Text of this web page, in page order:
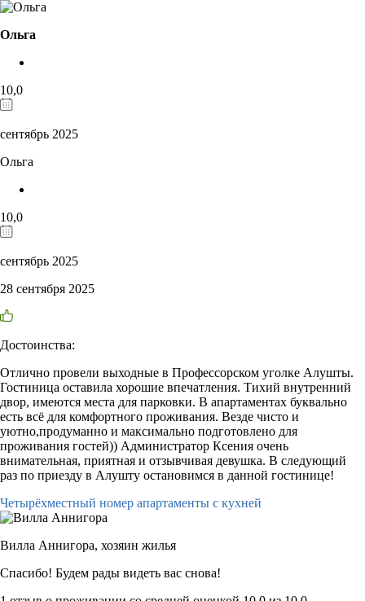
Ольга
10,0
сентябрь 2025
Ольга
10,0
сентябрь 2025
28 сентября 2025
Достоинства:
Отлично провели выходные в Профессорском уголке Алушты.
Гостиница оставила хорошие впечатления. Тихий внутренний
двор, имеются места для парковки. В апартаментах буквально
есть всё для комфортного проживания. Везде чисто и
уютно,продуманно и максимально подготовлено для
проживания гостей)) Администратор Ксения очень
внимательная, приятная и отзывчивая девушка. В следующий
раз по приезду в Алушту остановимся в данной гостинице!
Четырёхместный номер апартаменты с кухней
Вилла Аннигора, хозяин жилья
Спасибо! Будем рады видеть вас снова!